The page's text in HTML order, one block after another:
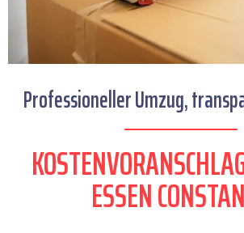
Professioneller Umzug,
ESSEN